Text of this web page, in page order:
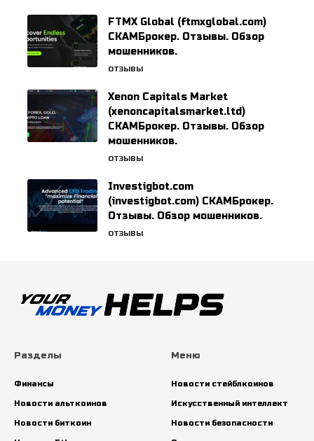
FTMX Global (ftmxglobal.com)
СКАМБрокер. Отзывы. Обзор
мошенников.
ОТЗЫВЫ
Xenon Capitals Market
(xenoncapitalsmarket.ltd)
СКАМБрокер. Отзывы. Обзор
мошенников.
ОТЗЫВЫ
Investigbot.com
(investigbot.com) СКАМБрокер.
Отзывы. Обзор мошенников.
ОТЗЫВЫ
Разделы
Финансы
Новости альткоинов
Новости биткоин
Меню
Новости стейблкоинов
Искусственный интеллект
Новости безопасности